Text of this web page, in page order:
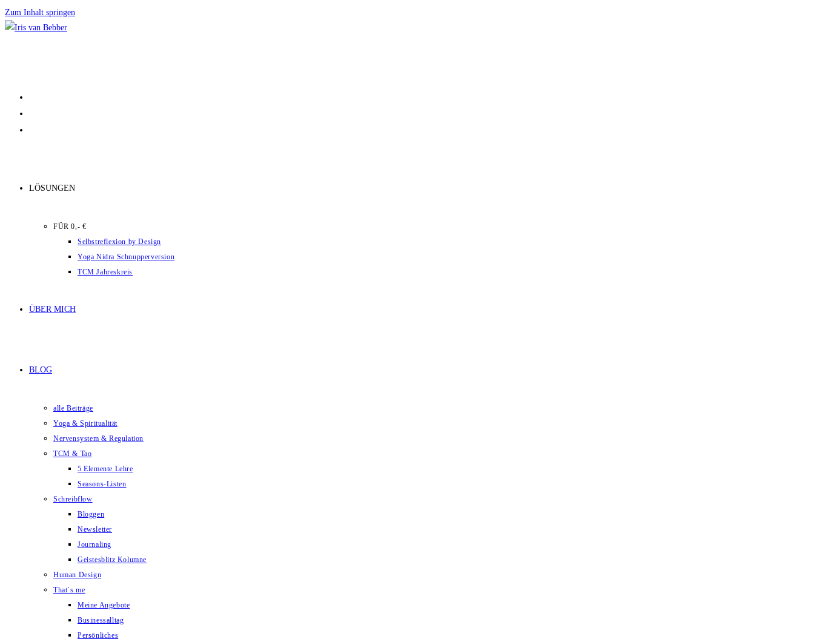
Zum Inhalt springen
LÖSUNGEN
FÜR 0,- €
Selbstreflexion by Design
Yoga Nidra Schnupperversion
TCM Jahreskreis
ÜBER MICH
BLOG
alle Beiträge
Yoga & Spiritualität
Nervensystem & Regulation
TCM & Tao
5 Elemente Lehre
Seasons-Listen
Schreibflow
Bloggen
Newsletter
Journaling
Geistesblitz Kolumne
Human Design
That´s me
Meine Angebote
Businessalltag
Persönliches